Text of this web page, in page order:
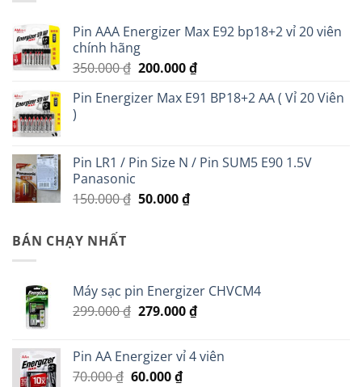
Pin AAA Energizer Max E92 bp18+2 vỉ 20 viên
chính hãng
350.000₫ Giá
là:
200.000₫Giá
tại
Pin Energizer Max E91 BP18+2 AA ( Vỉ 20 Viên
)
Pin LR1 / Pin Size N / Pin SUM5 E90 1.5V
Panasonic
150.000₫ Giá
50.000₫Giá
BÁN CHẠY NHẤT
Máy sạc pin Energizer CHVCM4
299.000₫ Giá
299.000 ₫.
279.000₫Giá
là:
Pin AA Energizer vỉ 4 viên
70.000₫ Giá
60.000₫Giá